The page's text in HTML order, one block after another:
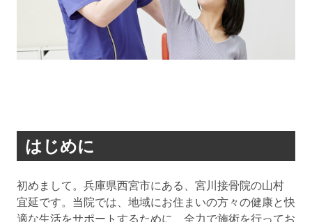
はじめに
初めまして。兵庫県西宮市にある、宮川接骨院の山村
宜延です。当院では、地域にお住まいの方々の健康と快
適な生活をサポートするために、全力で施術を行ってお